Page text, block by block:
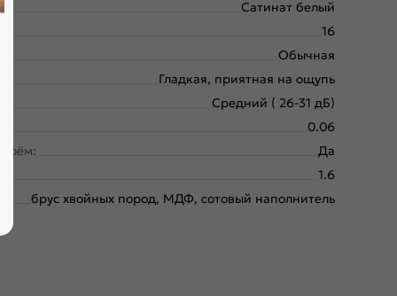
Сатинат белый
16
Обычная
Гладкая, приятная на ощупь
Средний ( 26-31 дБ)
0.06
Да
1.6
брус хвойных пород, МДФ, сотовый наполнитель